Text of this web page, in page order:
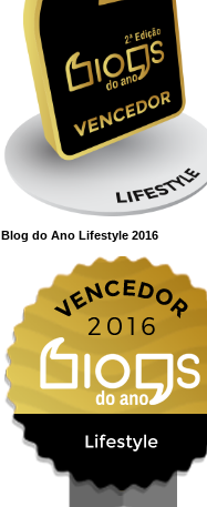
Blog do Ano Lifestyle 2016